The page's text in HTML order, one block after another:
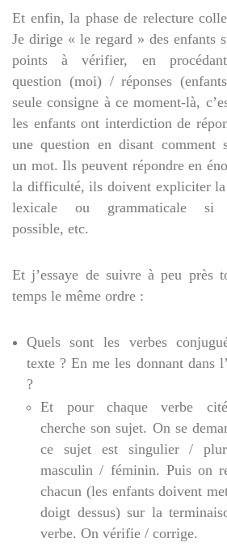
Et enfin, la phase de relecture
Je dirige « le regard » des enfants
points à vérifier, en
question (moi) / réponses
seule consigne à ce moment-là,
les enfants ont interdiction de
une question en disant comment
un mot. Ils peuvent répondre en
la difficulté, ils doivent expliciter
lexicale ou grammaticale si
possible, etc.
Et j’essaye de suivre à peu près
temps le même ordre :
Quels sont les verbes
texte ? En me les donnant dans
?
Et pour chaque verbe
cherche son sujet. On se
ce sujet est singulier /
masculin / féminin. Puis on
chacun (les enfants doivent
doigt dessus) sur la
verbe. On vérifie / corrige.